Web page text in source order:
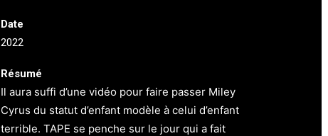
Date
2022
Résumé
Il aura suffi d’une vidéo pour faire passer Miley
Cyrus du statut d’enfant modèle à celui d’enfant
terrible. TAPE se penche sur le jour qui a fait